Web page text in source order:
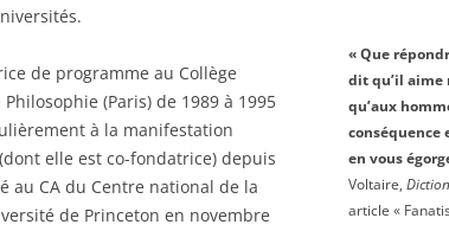
de programme au Collège
(Paris) de 1989 à 1995
à la manifestation
elle est co-fondatrice) depuis
au CA du Centre national de la
de Princeton en novembre
« Que
dit qu’il aime
qu’aux
conséquence
en vous
Voltaire,
article «